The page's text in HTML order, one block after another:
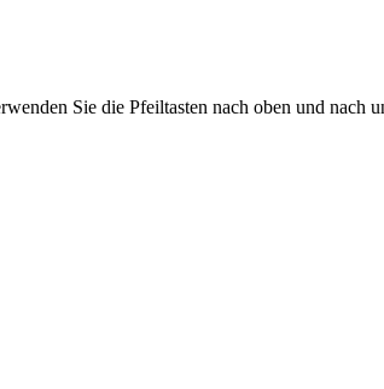
Sie die Pfeiltasten nach oben und nach